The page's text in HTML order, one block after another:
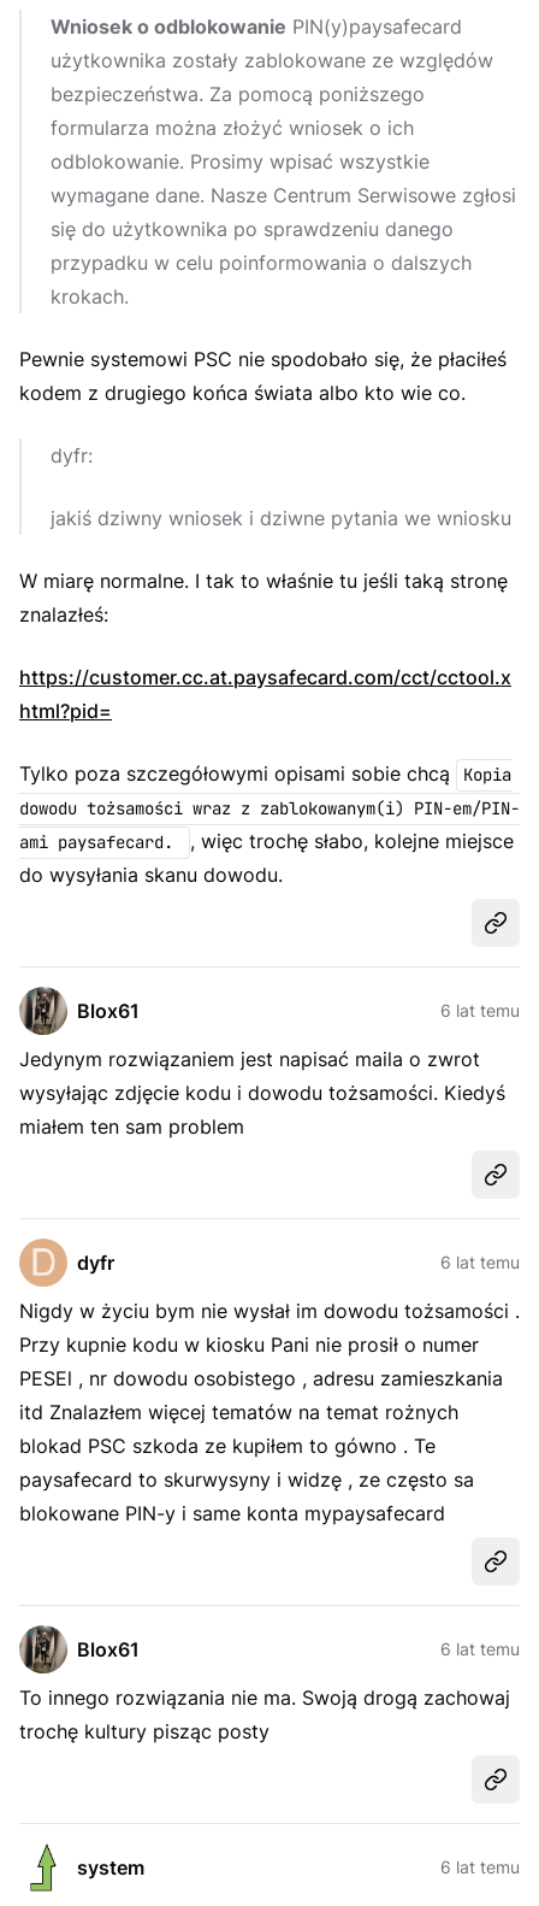
Wniosek o odblokowanie PIN(y)paysafecard
użytkownika zostały zablokowane ze względów
bezpieczeństwa. Za pomocą poniższego
formularza można złożyć wniosek o ich
odblokowanie. Prosimy wpisać wszystkie
wymagane dane. Nasze Centrum Serwisowe zgłosi
się do użytkownika po sprawdzeniu danego
przypadku w celu poinformowania o dalszych
krokach.
Pewnie systemowi PSC nie spodobało się, że płaciłeś
kodem z drugiego końca świata albo kto wie co.
dyfr:
jakiś dziwny wniosek i dziwne pytania we wniosku
W miarę normalne. I tak to właśnie tu jeśli taką stronę
znalazłeś:
https://customer.cc.at.paysafecard.com/cct/cctool.x
html?pid=
Tylko poza szczegółowymi opisami sobie chcą
Kopia
dowodu tożsamości wraz z zablokowanym(i) PIN-em/PIN-
ami paysafecard.
, więc trochę słabo, kolejne miejsce
do wysyłania skanu dowodu.
Blox61 6 lat temu
Jedynym rozwiązaniem jest napisać maila o zwrot
wysyłając zdjęcie kodu i dowodu tożsamości. Kiedyś
miałem ten sam problem
dyfr 6 lat temu
Nigdy w życiu bym nie wysłał im dowodu tożsamości .
Przy kupnie kodu w kiosku Pani nie prosił o numer
PESEl , nr dowodu osobistego , adresu zamieszkania
itd Znalazłem więcej tematów na temat rożnych
blokad PSC szkoda ze kupiłem to gówno . Te
paysafecard to skurwysyny i widzę , ze często sa
blokowane PIN-y i same konta mypaysafecard
Blox61 6 lat temu
To innego rozwiązania nie ma. Swoją drogą zachowaj
trochę kultury pisząc posty
system 6 lat temu